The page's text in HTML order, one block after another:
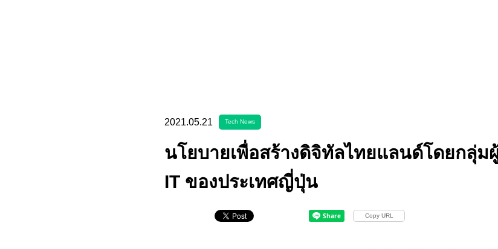
2021.05.21 Tech News
นโยบายเพื่อสร้างดิจิทัลไทยแลนด์โดยกลุ่ม
IT ของประเทศญี่ปุ่น
Copy URL